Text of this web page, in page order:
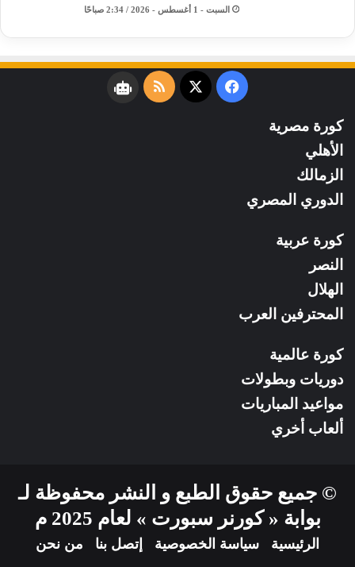
السبت - 1 أغسطس - 2026 / 2:34 صباحًا
فيسبوك
‫X
ملخصنبض
كورة مصرية
الأهلي
الزمالك
الدوري المصري
كورة عربية
النصر
الهلال
المحترفين العرب
كورة عالمية
دوريات وبطولات
مواعيد المباريات
ألعاب أخري
© جميع حقوق الطبع و النشر محفوظة لـ
بوابة « كورنر سبورت » لعام 2025 م
الرئيسية سياسة الخصوصية إتصل بنا من نحن